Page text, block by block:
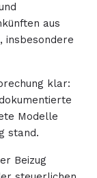
aus
insbesondere
klar:
Modelle
stand.
Beizug